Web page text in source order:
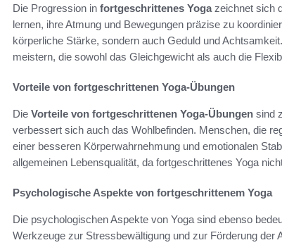
Die Progression in fortgeschrittenes Yogazeichnet sich
lernen, ihre Atmung und Bewegungen präzise zu
körperliche Stärke, sondern auch Geduld und
meistern, die sowohl das Gleichgewicht als auch die
Vorteile von fortgeschrittenen Yoga-Übungen
Die Vorteile von fortgeschrittenen Yoga-Übungen sind
verbessert sich auch das Wohlbefinden. Menschen, die
einer besseren Körperwahrnehmung und emotionalen
allgemeinen Lebensqualität, da fortgeschrittenes Yoga
Psychologische Aspekte von fortgeschrittenem Yoga
Die psychologischen Aspekte von Yoga sind ebenso
Werkzeuge zur Stressbewältigung und zur Förderung